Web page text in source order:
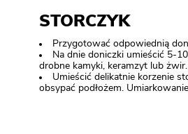
STORCZYK
Przygotować odpowiednią
Na dnie doniczki umieścić 5-
drobne kamyki, keramzyt lub żwir.
Umieścić delikatnie korzenie
obsypać podłożem.